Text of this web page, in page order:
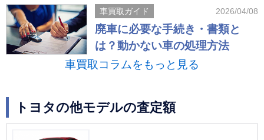
車買取ガイド 2026/04/08
廃車に必要な手続き・書類と
は？動かない車の処理方法
車買取コラムをもっと見る
トヨタの他モデルの査定額